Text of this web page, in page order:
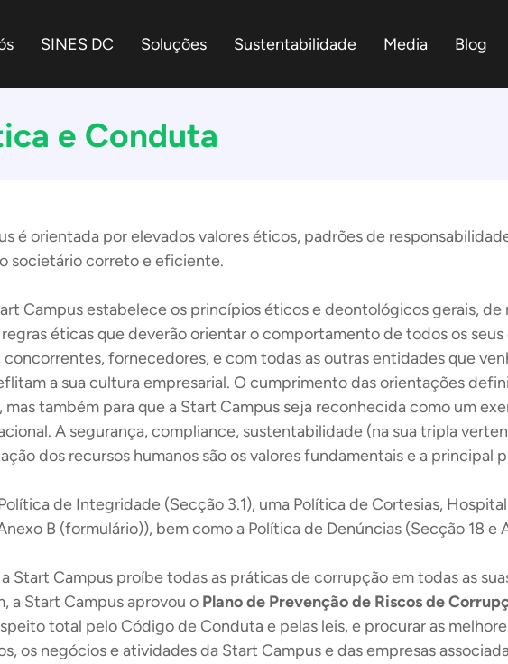
SINES DC Soluções Sustentabilidade Media Blog
e Conduta
é orientada por elevados valores éticos, padrões de
societário correto e eficiente.
Campus estabelece os princípios éticos e deontológicos gerais,
éticas que deverão orientar o comportamento de todos os
fornecedores, e com todas as outras entidades que
a sua cultura empresarial. O cumprimento das orientações
também para que a Start Campus seja reconhecida como um
A segurança, compliance, sustentabilidade (na sua tripla
dos recursos humanos são os valores fundamentais e a principal
de Integridade (Secção 3.1), uma Política de Cortesias,
B (formulário)), bem como a Política de Denúncias (Secção 18 e
Start Campus proíbe todas as práticas de corrupção em todas as
a Start Campus aprovou o Plano de Prevenção de Riscos de
total pelo Código de Conduta e pelas leis, e procurar as
os negócios e atividades da Start Campus e das empresas